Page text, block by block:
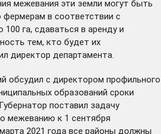
межевания эти земли могут быть
в соответствии с
га, сдаваться в аренду и
тем, кто будет их
директор департамента.
обсудил с директором профильного
образований сроки
поставил задачу
межеванию к 1 сентября
2021 года все районы должны